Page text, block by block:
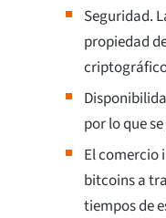
Seguridad.
propiedad
por lo que
El comercio
bitcoins a
tiempos de